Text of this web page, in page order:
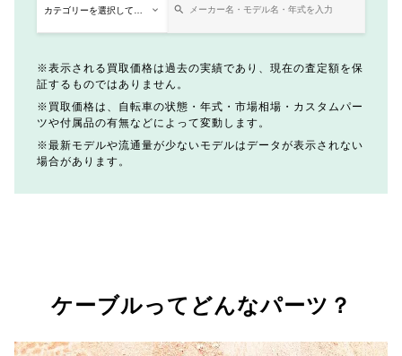
表示される買取価格は過去の実績であり、現在の査定額を保
証するものではありません。
買取価格は、自転車の状態・年式・市場相場・カスタムパー
ツや付属品の有無などによって変動します。
最新モデルや流通量が少ないモデルはデータが表示されない
場合があります。
ケーブルってどんなパーツ？